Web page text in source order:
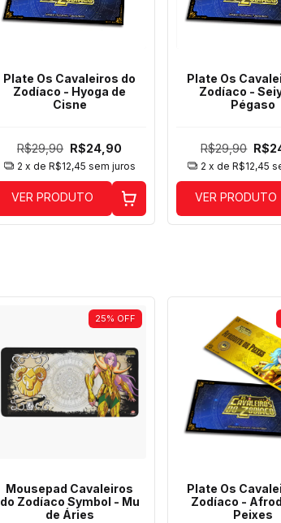
Plate Os Cavaleiros do
Zodíaco - Hyoga de
Cisne
R$29,90 R$24,90
2 x de R$12,45 sem juros
VER PRODUTO
Plate Os
Zodíaco -
Pégaso
R$29,90
2 x de R$12,45
VER PRODUTO
25% OFF
Mousepad Cavaleiros
do Zodíaco Symbol - Mu
de Áries
Plate Os
Zodíaco -
Peixes